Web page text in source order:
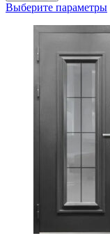
Астерия
Термо
Выберите параметры